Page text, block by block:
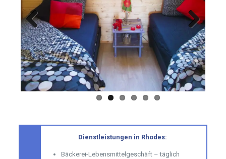
Previous Next
Dienstleistungen in Rhodes:
Bäckerei-Lebensmittelgeschäft – täglich